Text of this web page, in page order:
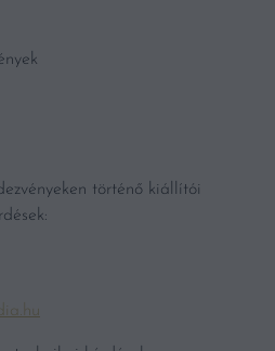
történő kiállítói